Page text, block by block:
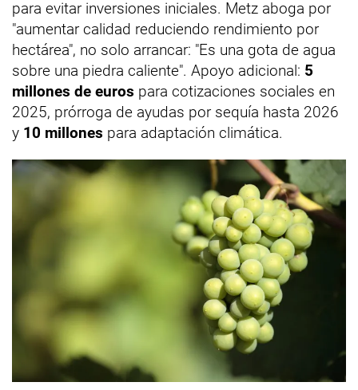
para evitar inversiones iniciales. Metz aboga por
"aumentar calidad reduciendo rendimiento por
hectárea", no solo arrancar: "Es una gota de agua
sobre una piedra caliente". Apoyo adicional: 5
millones de euros para cotizaciones sociales en
2025, prórroga de ayudas por sequía hasta 2026
y 10 millones para adaptación climática.